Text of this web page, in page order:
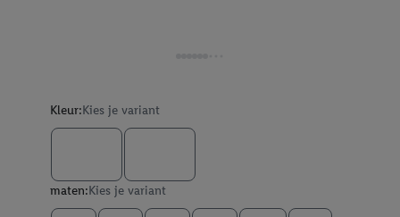
Kleur:Kies je variant
maten:Kies je variant